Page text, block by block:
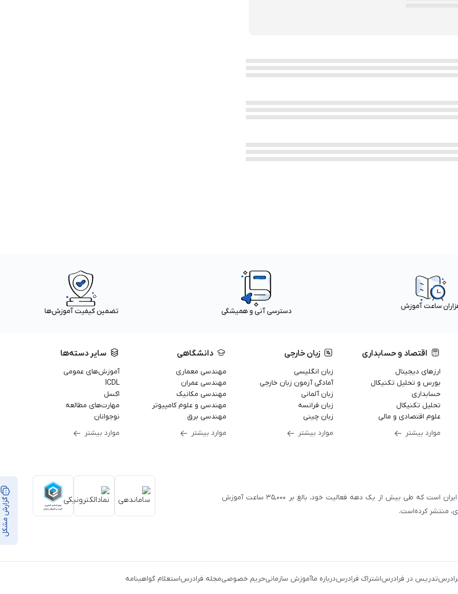
گزارش مشکل
ساعت آموزش
دسترسی آنی و همیشگی تضمین کیفیت آموزش‌ها
اقتصاد و حسابداری
ارزهای دیجیتال
بورس و تحلیل تکنیکال
حسابداری
تحلیل تکنیکال
علوم اقتصادی و مالی
موارد بیشتر
زبان خارجی
زبان انگلیسی
آمادگی آزمون زبان خارجی
زبان آلمانی
زبان فرانسه
زبان چینی
موارد بیشتر
دانشگاهی
مهندسی معماری
مهندسی عمران
مهندسی مکانیک
مهندسی و علوم کامپیوتر
مهندسی برق
موارد بیشتر
سایر دسته‌ها
آموزش‌های عمومی
ICDL
اکسل
مهارت‌های مطالعه
نوجوانان
موارد بیشتر
سازمان علمی و آموزشی فرادرس، بزرگ‌ترین پلتفرم آموزش آنلاین ایران است که طی بیش از یک دهه فعالیت خود، بالغ بر ۳۵,۰۰۰ ساعت آموزش
و نوجوانان، آموزش زبان‌های خارجی،مهندسی برق، الکترونیکورباتیک،
تدریس در فرادرساشتراک فرادرسدرباره ماآموزش سازمانیحریم خصوصیمجله فرادرساستعلام گواهینامه